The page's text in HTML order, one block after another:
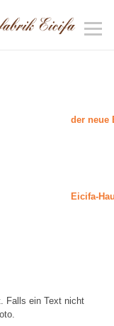
der neue
Eicifa-
Falls ein Text nicht